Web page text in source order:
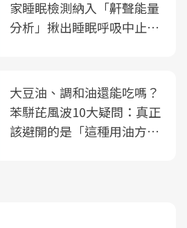
家睡眠檢測納入「鼾聲能量
分析」揪出睡眠呼吸中止症
大豆油、調和油還能吃嗎？
苯駢芘風波10大疑問：真正
該避開的是「這種用油方